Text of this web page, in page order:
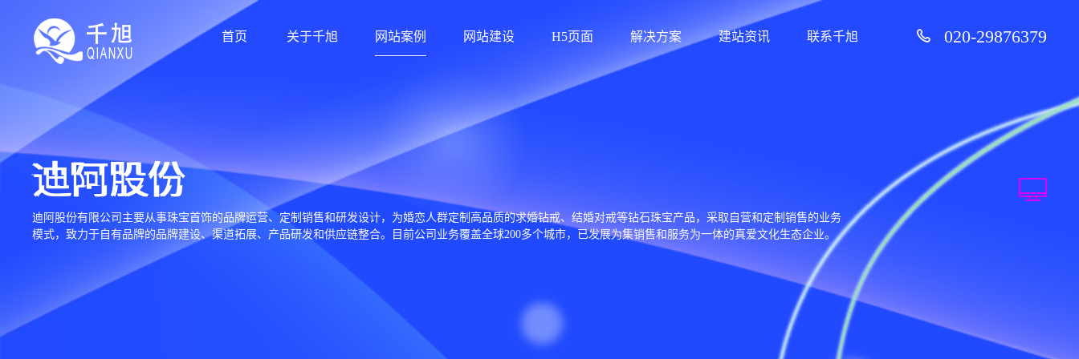
首页 关于千旭 网站案例 网站建设 H5页面 解决方案 建站资讯 联系千旭 020-29876379
迪阿股份
迪阿股份有限公司主要从事珠宝首饰的品牌运营、定制销售和研发设计，为婚恋人群定制高品质的求婚钻戒、结婚对戒等钻石珠宝产品，采取自营和定制销售的业务
模式，致力于自有品牌的品牌建设、渠道拓展、产品研发和供应链整合。目前公司业务覆盖全球200多个城市，已发展为集销售和服务为一体的真爱文化生态企业。